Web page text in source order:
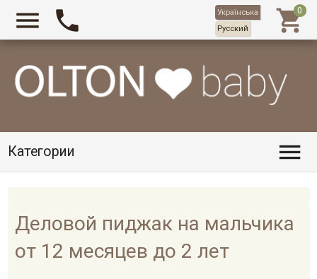
Категории 
  
Деловой пиджак на мальчика
от 12 месяцев до 2 лет
Українська
Русский